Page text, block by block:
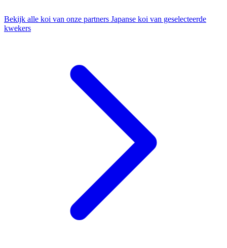
Bekijk alle koi van onze partners Japanse koi van geselecteerde
kwekers